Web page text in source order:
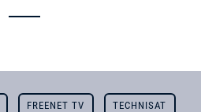
FREENET TV TECHNISAT